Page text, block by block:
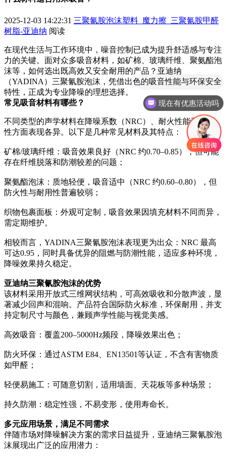
2025-12-03 14:22:31 三聚氰胺泡沫塑料_魔力擦_三聚氰胺甲醛
树脂-亚迪纳 阅读
在现代生活与工作环境中，噪音控制已成为提升舒适感与专注
力的关键。面对众多吸音材料，如矿棉、玻璃纤维、聚氨酯泡
沫等，如何选出既高效又安全耐用的产品？亚迪纳
（YADINA）三聚氰胺泡沫，凭借出色的吸音性能与环保安全
特性，正成为专业降噪的理想选择。
常见吸音材料有哪些？
不同类型的声学材料在降噪系数（NRC）、耐火性能和耐用
性方面表现各异。以下是几种常见材料及其特点：
矿棉/玻璃纤维：吸音效果良好（NRC 约0.70–0.85），但可能
存在纤维脱落和防潮较差的问题；
聚氨酯泡沫：质地轻便，吸音适中（NRC 约0.60–0.80），但
防火性与耐用性普遍较弱；
织物包裹面板：外观可定制，吸音效果因填充材料不同而异，
需定期维护。
相较而言，YADINA三聚氰胺泡沫表现更为出众：NRC 最高
可达0.95，同时具备优异的阻燃与防潮性能，适应多种环境，
降噪效果持久稳定。
亚迪纳三聚氰胺泡沫的优势
该材料采用开放式三维网状结构，可高效吸收和分散声波，显
著减少回声和混响。产品符合国际防火标准，环保耐用，并支
持定制尺寸与颜色，兼顾声学性能与视觉美感。
高效吸音：覆盖200–5000Hz频段，降噪效果出色；
防火环保：通过ASTM E84、EN13501等认证，不含有害物质
如甲醛；
轻便易施工：可随意切割，适用墙面、天花板等多种场景；
持久防潮：稳定性强，不易变形，使用寿命长。
多元应用场景，满足不同需求
伴随市场对降噪解决方案的需求日益提升，亚迪纳三聚氰胺泡
沫展现出广泛的应用潜力：
你们是怎么收费的呢
现在有优惠活动吗